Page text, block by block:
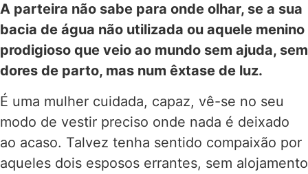
A parteira não sabe para onde olhar, se a sua
bacia de água não utilizada ou aquele menino
prodigioso que veio ao mundo sem ajuda, sem
dores de parto, mas num êxtase de luz.
É uma mulher cuidada, capaz, vê-se no seu
modo de vestir preciso onde nada é deixado
ao acaso. Talvez tenha sentido compaixão por
aqueles dois esposos errantes, sem alojamento